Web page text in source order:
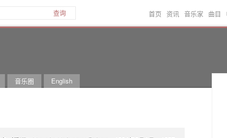
查询 首页 资讯 音乐家 曲目
音乐圈 English